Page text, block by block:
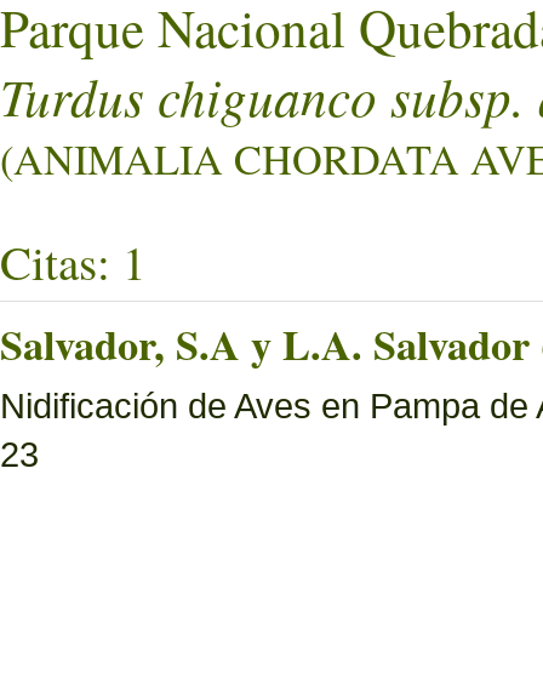
Parque Nacional
Turdus chiguanco
(ANIMALIA CHORDATA
Citas: 1
Salvador, S.A y L.A. Salvador
Nidificación de Aves en Pampa
23